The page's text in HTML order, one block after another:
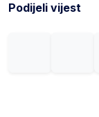
Podijeli vijest